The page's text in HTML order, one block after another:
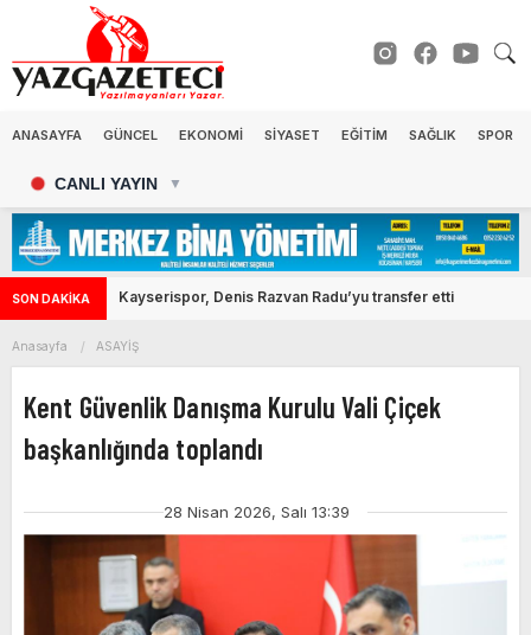
ANASAYFA GÜNCEL EKONOMİ SİYASET EĞİTİM SAĞLIK SPOR
CANLI YAYIN ▼
SON DAKİKA CHP, Kayseri'de Pınarbaşı'nı kaybetti
Anasayfa ASAYİŞ
Kent Güvenlik Danışma Kurulu Vali Çiçek
başkanlığında toplandı
28 Nisan 2026, Salı 13:39